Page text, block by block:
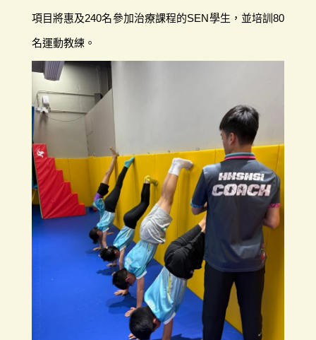
項目將惠及240名參加治療課程的SEN學生，並培訓80
名運動教練。